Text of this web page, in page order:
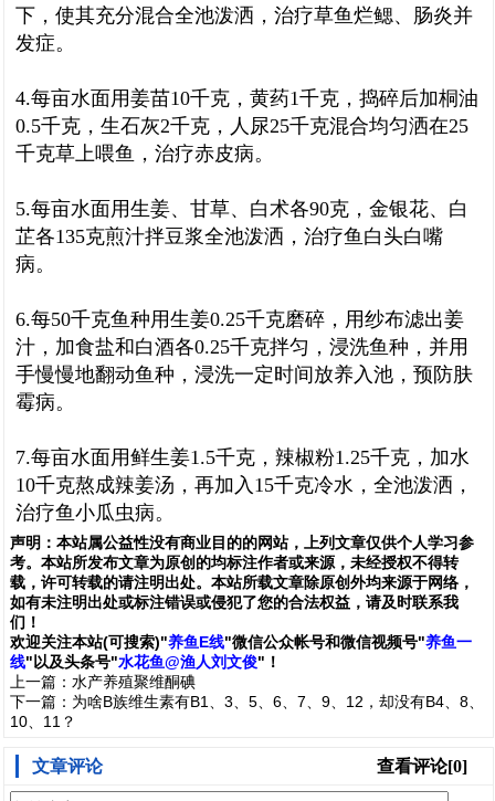
下，使其充分混合全池泼洒，治疗草鱼烂鳃、肠炎并
发症。
4.每亩水面用姜苗10千克，黄药1千克，捣碎后加桐油
0.5千克，生石灰2千克，人尿25千克混合均匀洒在25
千克草上喂鱼，治疗赤皮病。
5.每亩水面用生姜、甘草、白术各90克，金银花、白
芷各135克煎汁拌豆浆全池泼洒，治疗鱼白头白嘴
病。
6.每50千克鱼种用生姜0.25千克磨碎，用纱布滤出姜
汁，加食盐和白酒各0.25千克拌匀，浸洗鱼种，并用
手慢慢地翻动鱼种，浸洗一定时间放养入池，预防肤
霉病。
7.每亩水面用鲜生姜1.5千克，辣椒粉1.25千克，加水
10千克熬成辣姜汤，再加入15千克冷水，全池泼洒，
治疗鱼小瓜虫病。
声明： 本站属公益性没有商业目的的网站，上列文章仅供个人学习参
考。本站所发布文章为原创的均标注作者或来源，未经授权不得转
载，许可转载的请注明出处。本站所载文章除原创外均来源于网络，
如有未注明出处或标注错误或侵犯了您的合法权益，请及时联系我
们 ！
欢迎关注本站(可搜索)"养鱼E线"微信公众帐号和微信视频号"养鱼一
线" 以及头条号"水花鱼@渔人刘文俊"！
上一篇： 水产养殖聚维酮碘
下一篇： 为啥B族维生素有B1、3、5、6、7、9、12，却没有B4、8、
10、11？
查看评论[0]
文章评论